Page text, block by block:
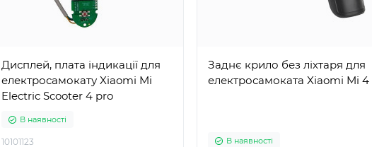
Дисплей, плата індикації для
електросамокату Xiaomi Mi
Electric Scooter 4 pro
В наявності
10101123
Заднє крило без ліхтаря для
електросамоката Xiaomi Mi 4
В наявності